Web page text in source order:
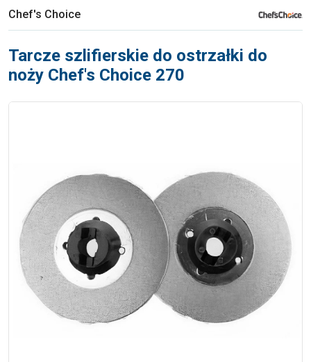
Chef's Choice
Tarcze szlifierskie do ostrzałki do
noży Chef's Choice 270